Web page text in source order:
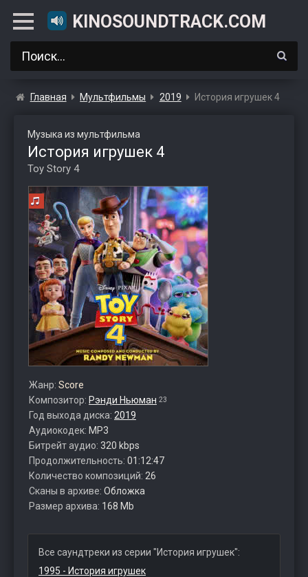
KINOSOUNDTRACK.COM
Главная Мультфильмы 2019 История игрушек 4
Музыка из мультфильма
История игрушек 4
Toy Story 4
Жанр: Score
Композитор: Рэнди Ньюман 23
Год выхода диска: 2019
Аудиокодек: MP3
Битрейт аудио: 320 kbps
Продолжительность: 01:12:47
Количество композиций: 26
Сканы в архиве: Обложка
Размер архива: 168 Mb
Все саундтреки из серии "История игрушек":
1995 - История игрушек